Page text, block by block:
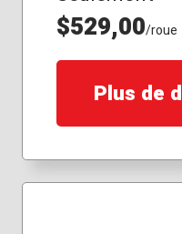
$529,00/roue
Plus de